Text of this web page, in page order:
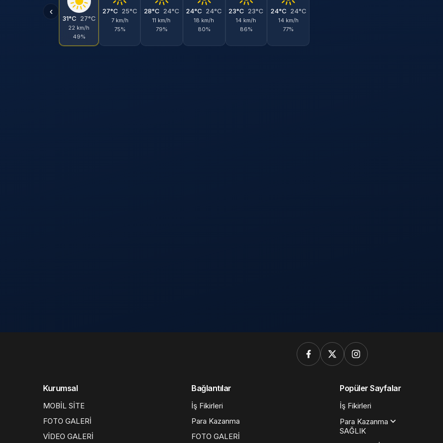
‹
31°C 27°C
22 km/h
49%
27°C 25°C
7 km/h
75%
28°C 24°C
11 km/h
79%
24°C 24°C
18 km/h
80%
23°C 23°C
14 km/h
86%
24°C 24°C
14 km/h
77%
Kurumsal
MOBİL SİTE
FOTO GALERİ
VİDEO GALERİ
Bağlantılar
İş Fikirleri
Para Kazanma
FOTO GALERİ
Popüler Sayfalar
İş Fikirleri
Para Kazanma
SAĞLIK